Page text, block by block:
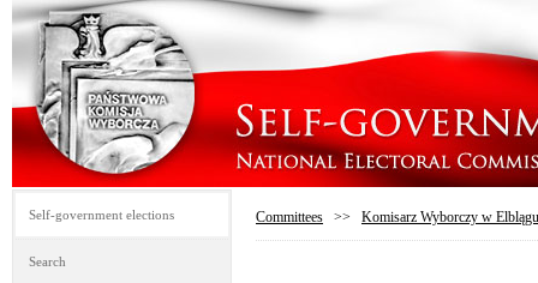
Self-government elections
Search
Committees >> Komisarz Wyborczy w Elblągu